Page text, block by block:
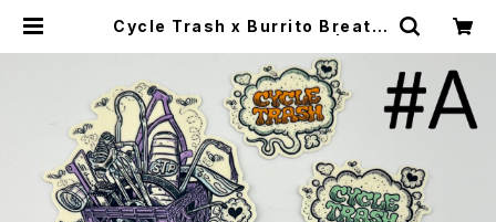
Cycle Trash x Burrito Breath
LE TRASH